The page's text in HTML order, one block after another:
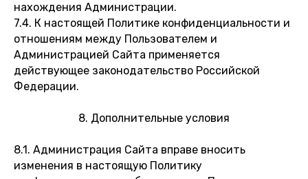
нахождения Администрации.
7.4. К настоящей Политике конфиденциальности и
отношениям между Пользователем и
Администрацией Сайта применяется
действующее законодательство Российской
Федерации.
8. Дополнительные условия
8.1. Администрация Сайта вправе вносить
изменения в настоящую Политику